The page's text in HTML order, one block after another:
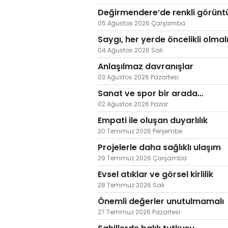
Değirmendere’de renkli
05 Ağustos 2026 Çarşamba
Saygı, her yerde öncelikli olmalı
04 Ağustos 2026 Salı
Anlaşılmaz davranışlar
03 Ağustos 2026 Pazartesi
Sanat ve spor bir arada…
02 Ağustos 2026 Pazar
Empati ile oluşan duyarlılık
30 Temmuz 2026 Perşembe
Projelerle daha sağlıklı ulaşım
29 Temmuz 2026 Çarşamba
Evsel atıklar ve görsel kirlilik
28 Temmuz 2026 Salı
Önemli değerler unutulmamalı
27 Temmuz 2026 Pazartesi